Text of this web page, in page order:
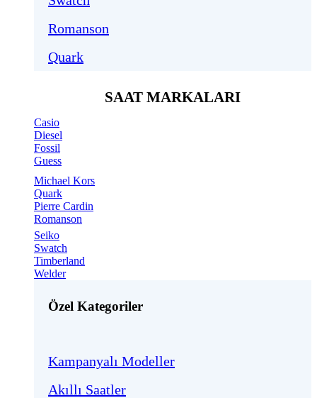
Romanson
Quark
SAAT MARKALARI
Casio
Diesel
Fossil
Guess
Michael Kors
Quark
Pierre Cardin
Romanson
Seiko
Swatch
Timberland
Welder
Özel Kategoriler
Kampanyalı Modeller
Akıllı Saatler